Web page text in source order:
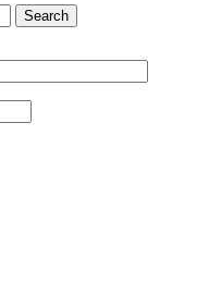
Search